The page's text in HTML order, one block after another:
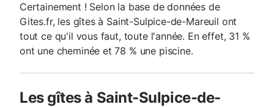
Certainement ! Selon la base de données de
Gites.fr, les gîtes à Saint-Sulpice-de-Mareuil ont
tout ce qu'il vous faut, toute l'année. En effet, 31 %
ont une cheminée et 78 % une piscine.
Les gîtes à Saint-Sulpice-de-